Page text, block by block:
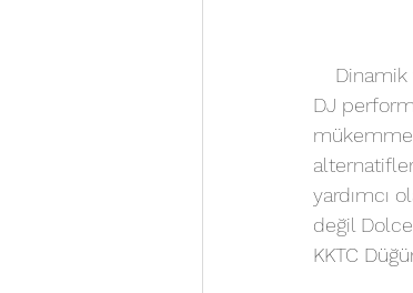
Dinamik
DJ
yardımcı
değil
KKTC